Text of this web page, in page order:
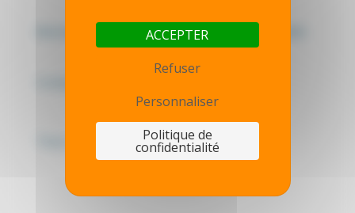
Mentions légales - Politique de confidentialité
ACCEPTER
Refuser
Personnaliser
Politique de
confidentialité